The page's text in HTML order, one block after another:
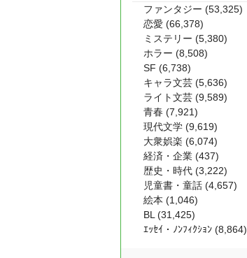
ファンタジー (53,325)
恋愛 (66,378)
ミステリー (5,380)
ホラー (8,508)
SF (6,738)
キャラ文芸 (5,636)
ライト文芸 (9,589)
青春 (7,921)
現代文学 (9,619)
大衆娯楽 (6,074)
経済・企業 (437)
歴史・時代 (3,222)
児童書・童話 (4,657)
絵本 (1,046)
BL (31,425)
ｴｯｾｲ・ﾉﾝﾌｨｸｼｮﾝ (8,864)